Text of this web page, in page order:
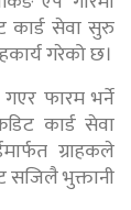
कार्ड सेवा सुरु
गरेको छ।
फारम भर्ने
कार्ड सेवा
ग्राहकले
भुक्तानी